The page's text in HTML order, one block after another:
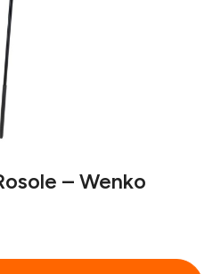
– Wenko